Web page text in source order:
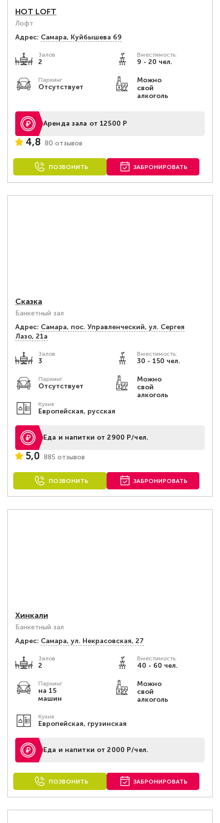
HOT LOFT
Лофт
Адрес: Самара, Куйбышева 69
Залов
2
Вместимость:
9 - 20 чел.
Паркинг
Отсутствует
Можно
свой
алкоголь
Аренда зала от 12500 Р
4,8 80 отзывов
ПОЗВОНИТЬ ЗАБРОНИРОВАТЬ
Сказка
Банкетный зал
Адрес: Самара, пос. Управленческий, ул. Сергея
Лазо, 21а
Залов
3
Вместимость:
30 - 150 чел.
Паркинг
Отсутствует
Можно
свой
алкоголь
Кухня
Европейская, русская
Еда и напитки от 2900 Р/чел.
5,0 885 отзывов
ПОЗВОНИТЬ ЗАБРОНИРОВАТЬ
Хинкали
Банкетный зал
Адрес: Самара, ул. Некрасовская, 27
Залов
2
Вместимость:
40 - 60 чел.
Паркинг
на 15
машин
Можно
свой
алкоголь
Кухня
Европейская, грузинская
Еда и напитки от 2000 Р/чел.
ПОЗВОНИТЬ ЗАБРОНИРОВАТЬ